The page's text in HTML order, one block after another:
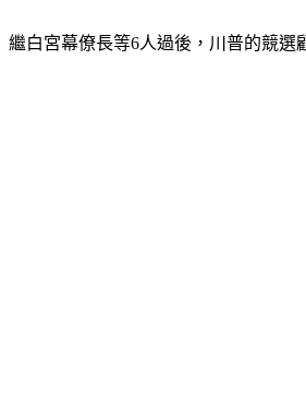
繼白宮幕僚長等6人過後，川普的競選